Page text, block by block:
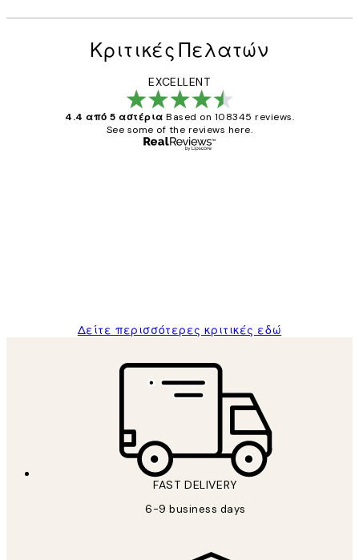
Κριτικές Πελατών
EXCELLENT
4.4 από 5 αστέρια Based on 108345 reviews.
See some of the reviews here.
Δείτε περισσότερες κριτικές εδώ
FAST DELIVERY
6-9 business days